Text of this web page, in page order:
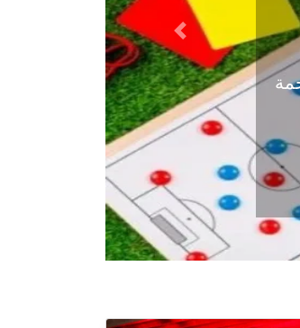
Next